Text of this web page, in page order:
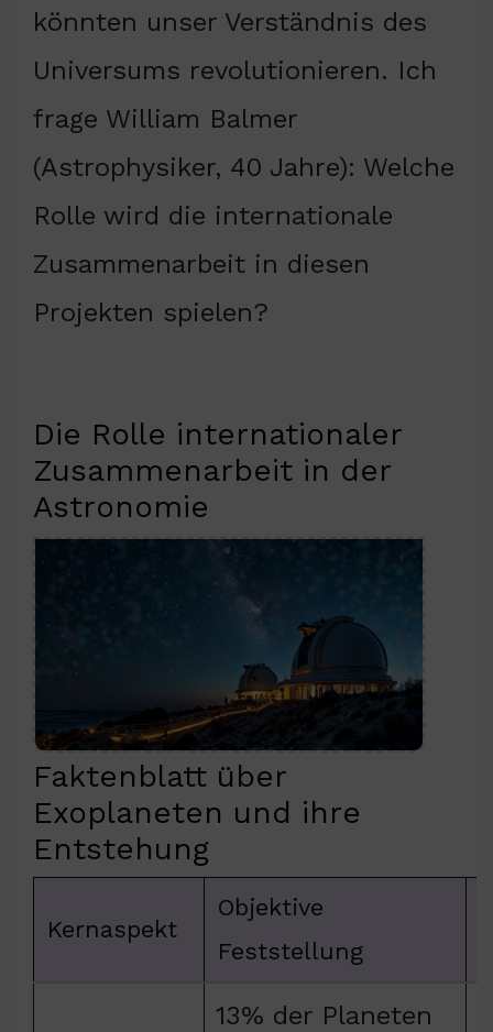
könnten unser Verständnis des
Universums revolutionieren. Ich
frage William Balmer
(Astrophysiker, 40 Jahre): Welche
Rolle wird die internationale
Zusammenarbeit in diesen
Projekten spielen?
Die Rolle internationaler
Zusammenarbeit in der
Astronomie
Faktenblatt über
Exoplaneten und ihre
Entstehung
Kernaspekt
Objektive
Feststellung
13% der Planeten